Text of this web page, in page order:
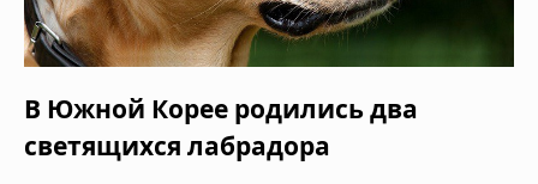
В Южной Корее родились два
светящихся лабрадора